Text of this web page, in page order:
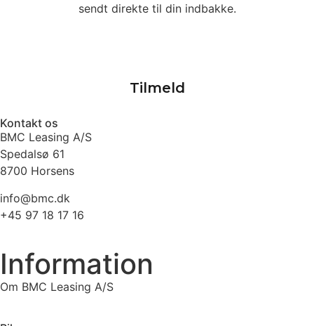
sendt direkte til din indbakke.
Kontakt os
BMC Leasing A/S
Spedalsø 61
8700 Horsens
info@bmc.dk
+45 97 18 17 16
Information
Om BMC Leasing A/S